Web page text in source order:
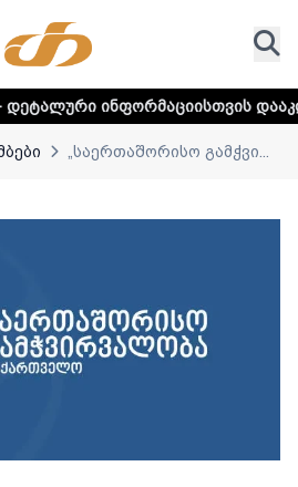
დააკლიკეთ ლინკს
„საერთაშორისო გამჭვი...